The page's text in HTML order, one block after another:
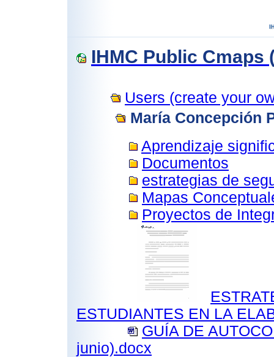
IHMC Public Cmaps
Users (create your
María Concepción
Aprendizaje
Documentos
estrategias de
Mapas
Proyectos de
ESTUDIANTES EN LA
GUÍA DE
junio).docx